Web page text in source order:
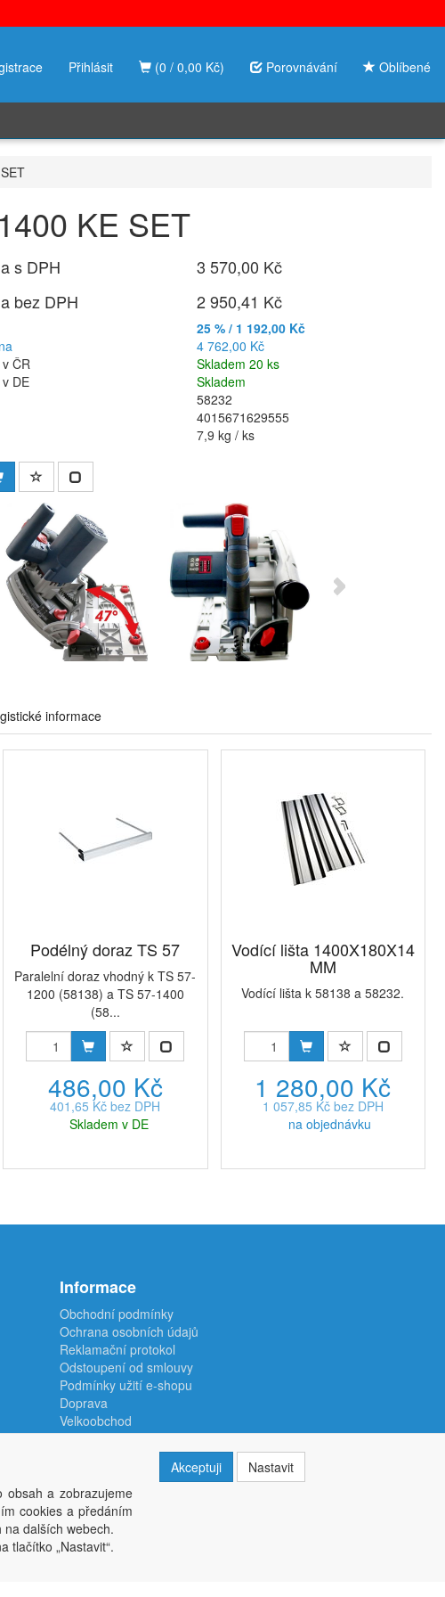
(0 / 0,00 Kč) Porovnávání Oblíbené
Přihlásit
KE SET
s DPH
3 570,00 Kč
bez DPH
2 950,41 Kč
25 % / 1 192,00 Kč
4 762,00 Kč
ČR
Skladem 20 ks
DE
Skladem
58232
4015671629555
7,9 kg / ks
informace
Podélný doraz TS 57
Paralelní doraz vhodný k TS 57-
1200 (58138) a TS 57-1400
(58...
486,00 Kč
401,65 Kč bez DPH
Skladem v DE
Vodící lišta 1400X180X14
MM
Vodící lišta k 58138 a 58232.
1 280,00 Kč
1 057,85 Kč bez DPH
na objednávku
Informace
Obchodní podmínky
Ochrana osobních údajů
Reklamační protokol
Odstoupení od smlouvy
Podmínky užití e-shopu
Doprava
Velkoobchod
Kontakt
Nastavení soukromí
obsah a zobrazujeme
cookies a předáním
dalších webech.
tlačítko „Nastavit“.
Akceptuji Nastavit